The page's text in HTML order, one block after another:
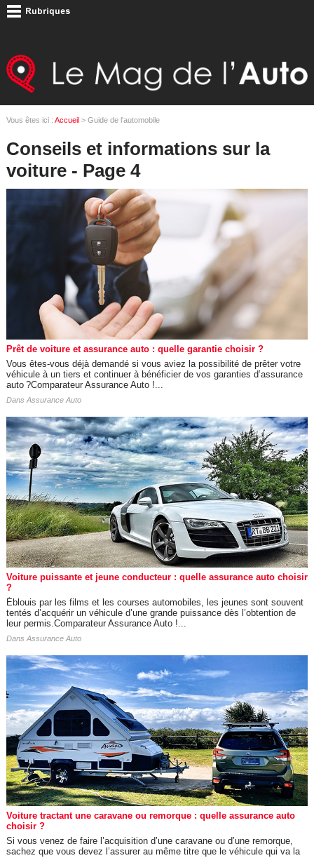
Vous êtes ici : Accueil> Guide de l'automobile
Conseils et informations sur la
voiture - Page 4
Prêt de voiture et assurance auto : quelle garantie choisir ?
Vous êtes-vous déjà demandé si vous aviez la possibilité de prêter votre
véhicule à un tiers et continuer à bénéficier de vos garanties d’assurance
auto ?Comparateur Assurance Auto !...
Dans Assurance Auto
Voiture puissante et jeune conducteur : quelle assurance auto choisir
?
Éblouis par les films et les courses automobiles, les jeunes sont souvent
tentés d’acquérir un véhicule d’une grande puissance dès l’obtention de
leur permis.Comparateur Assurance Auto !...
Dans Assurance Auto
Voiture tractant une caravane ou remorque : quelle assurance auto
choisir ?
Si vous venez de faire l’acquisition d’une caravane ou d’une remorque,
sachez que vous devez l’assurer au même titre que le véhicule qui va la